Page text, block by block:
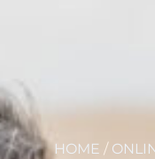
HOME /